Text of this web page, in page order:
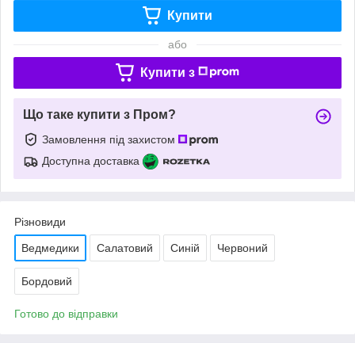
Купити
або
Купити з
Що таке купити з Пром?
Замовлення під захистом
Доступна доставка
Різновиди
Ведмедики Салатовий Синій Червоний
Бордовий
Готово до відправки